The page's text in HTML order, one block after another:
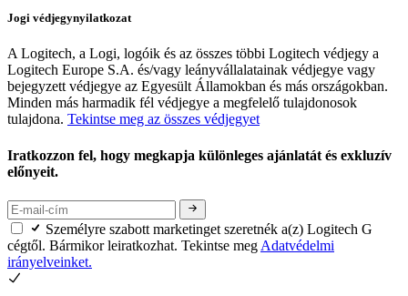
Jogi védjegynyilatkozat
A Logitech, a Logi, logóik és az összes többi Logitech védjegy a
Logitech Europe S.A. és/vagy leányvállalatainak védjegye vagy
bejegyzett védjegye az Egyesült Államokban és más országokban.
Minden más harmadik fél védjegye a megfelelő tulajdonosok
tulajdona. Tekintse meg az összes védjegyet
Iratkozzon fel, hogy megkapja különleges ajánlatát és exkluzív
előnyeit.
Személyre szabott marketinget szeretnék a(z) Logitech G
cégtől. Bármikor leiratkozhat. Tekintse meg Adatvédelmi
irányelveinket.